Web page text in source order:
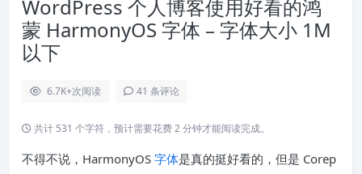
WordPress 个人博客使用好看的鸿
蒙 HarmonyOS 字体 – 字体大小 1M
以下
6.7K+次阅读 41 条评论
共计 531 个字符，预计需要花费 2 分钟才能阅读完成。
不得不说，HarmonyOS 字体是真的挺好看的，但是 Corep